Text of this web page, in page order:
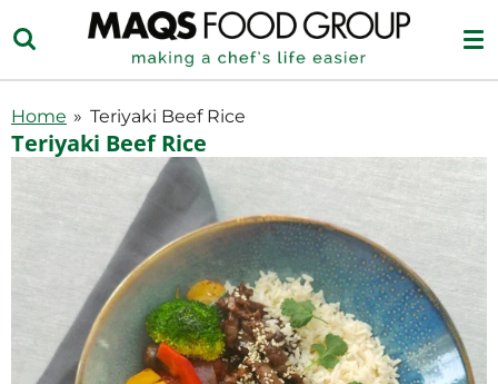
direct
naar
hoofdinhoud
Home » Teriyaki Beef Rice
Teriyaki Beef Rice